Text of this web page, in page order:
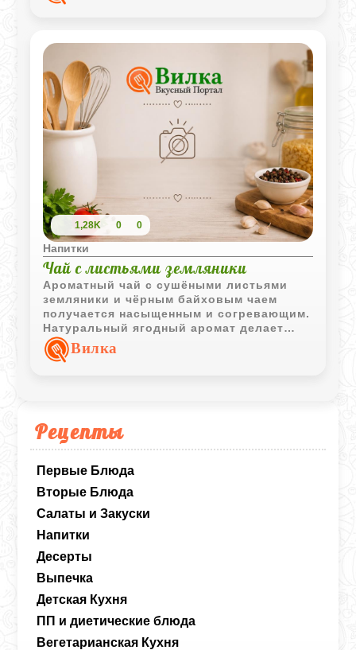
Рецепты
Первые Блюда
Вторые Блюда
Салаты и Закуски
Напитки
Десерты
Выпечка
Детская Кухня
ПП и диетические блюда
Вегетарианская Кухня
1,28K 0 0
Напитки
Чай с листьями земляники
Ароматный чай с сушёными листьями
земляники и чёрным байховым чаем
получается насыщенным и согревающим.
Натуральный ягодный аромат делает
напиток особенно уютным.
Вилка